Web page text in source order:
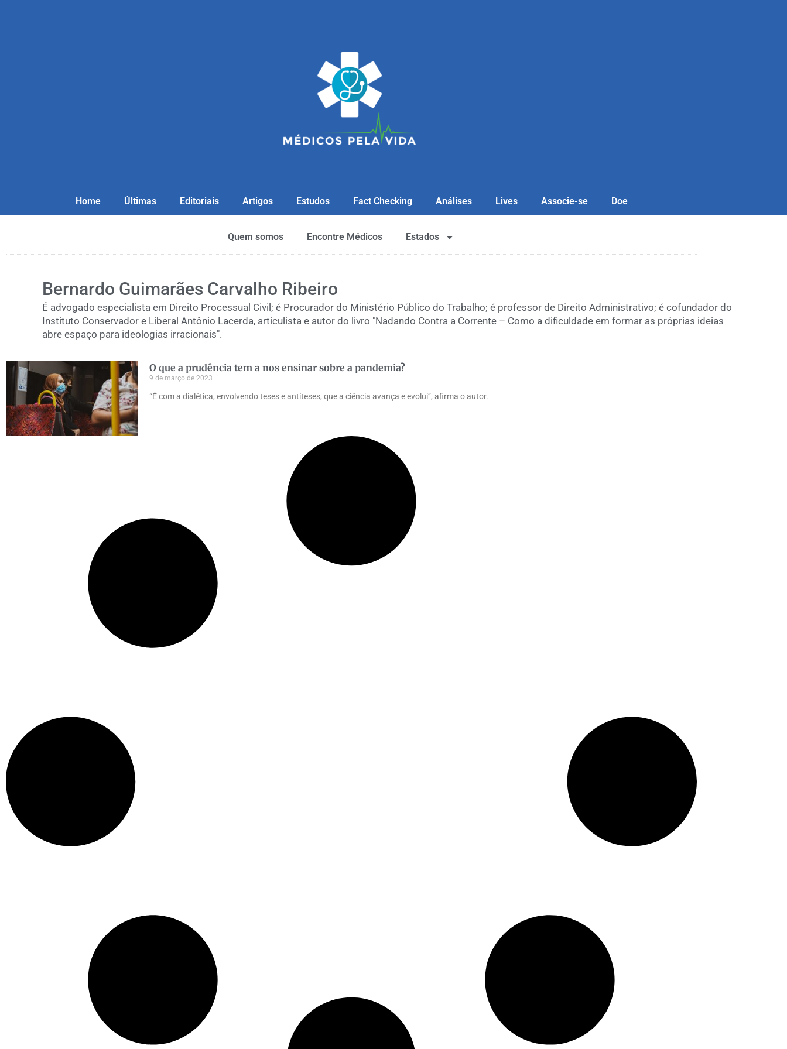
Home Últimas Editoriais Artigos Estudos Fact Checking Análises Lives Associe-se Doe
Quem somos Encontre Médicos Estados
Bernardo Guimarães Carvalho Ribeiro
É advogado especialista em Direito Processual Civil; é Procurador do Ministério Público do Trabalho; é professor de Direito Administrativo; é cofundador do
Instituto Conservador e Liberal Antônio Lacerda, articulista e autor do livro "Nadando Contra a Corrente – Como a dificuldade em formar as próprias ideias
abre espaço para ideologias irracionais".
O que a prudência tem a nos ensinar sobre a pandemia?
9 de março de 2023
“É com a dialética, envolvendo teses e antíteses, que a ciência avança e evolui”, afirma o autor.